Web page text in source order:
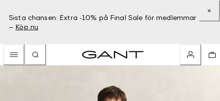
Sista chansen: Extra -10% på Final Sale för medlemmar
– Köp nu